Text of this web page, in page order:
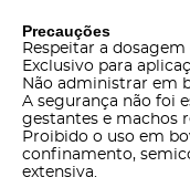
Precauções
Respeitar a
Exclusivo para
Não administrar em
A segurança não foi
gestantes e machos
Proibido o uso em
confinamento,
extensiva.